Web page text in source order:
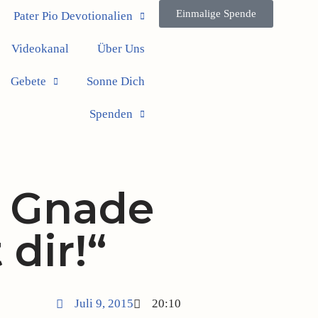
Pater Pio Devotionalien
Videokanal Über Uns
Gebete Sonne Dich
Spenden
Einmalige Spende
Juli 9, 2015 20:10